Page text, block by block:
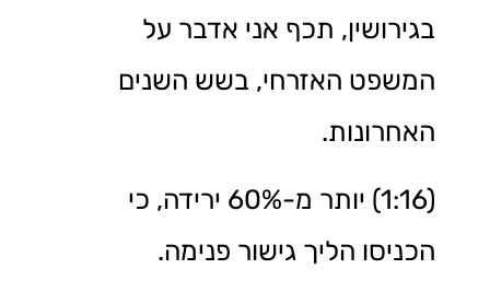
בגירושין, תכף אני אדבר על
המשפט האזרחי, בשש השנים
האחרונות.
(1:16) יותר מ-60% ירידה, כי
הכניסו הליך גישור פנימה.